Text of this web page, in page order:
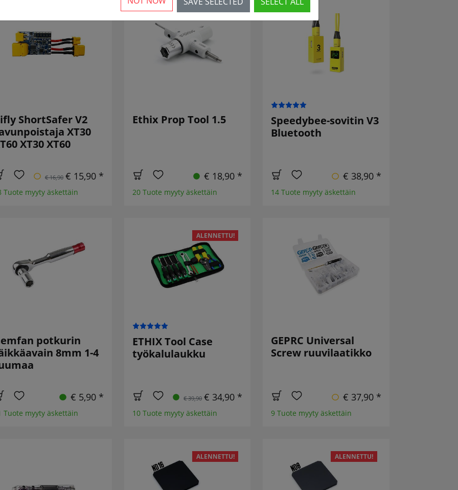
ShortSafer V2
XT30
XT30 XT60
€ 16,90 € 15,90 *
Tuote myyty äskettäin
Ethix Prop Tool 1.5
€ 18,90 *
20 Tuote myyty äskettäin
Speedybee-sovitin V3
Bluetooth
€ 38,90 *
14 Tuote myyty äskettäin
potkurin
8mm 1-4
€ 5,90 *
Tuote myyty äskettäin
ALENNETTU!
ETHIX Tool Case
työkalulaukku
€ 39,90 € 34,90 *
10 Tuote myyty äskettäin
GEPRC Universal
Screw ruuvilaatikko
€ 37,90 *
9 Tuote myyty äskettäin
ALENNETTU! ALENNETTU!